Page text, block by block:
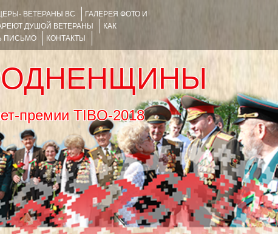
ВЕТЕРАНЫ ВС
ГАЛЕРЕЯ ФОТО И
ДУШОЙ ВЕТЕРАНЫ
КАК
ПИСЬМО КОНТАКТЫ
премии TIBO-2018